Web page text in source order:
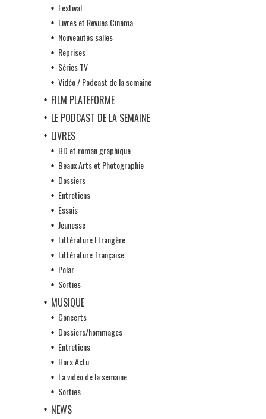
Festival
Livres et Revues Cinéma
Nouveautés salles
Reprises
Séries TV
Vidéo / Podcast de la semaine
FILM PLATEFORME
LE PODCAST DE LA SEMAINE
LIVRES
BD et roman graphique
Beaux Arts et Photographie
Dossiers
Entretiens
Essais
Jeunesse
Littérature Etrangère
Littérature française
Polar
Sorties
MUSIQUE
Concerts
Dossiers/hommages
Entretiens
Hors Actu
La vidéo de la semaine
Sorties
NEWS